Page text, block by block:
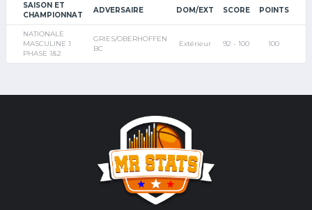
SAISON ET
CHAMPIONNAT
ADVERSAIRE DOM/EXT SCORE POINTS
NATIONALE
MASCULINE 1
PHASE 1&2
GRIES/OBERHOFFEN
BC
Extérieur 92 - 100 100